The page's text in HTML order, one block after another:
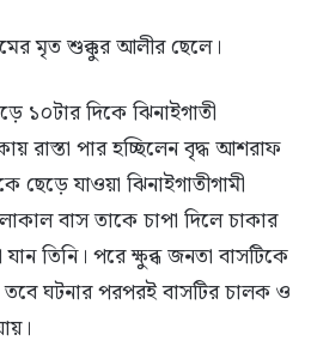
মৃত শুক্কুর আলীর ছেলে।
১০টার দিকে ঝিনাইগাতী
রাস্তা পার হচ্ছিলেন বৃদ্ধ আশরাফ
যাওয়া ঝিনাইগাতীগামী
বাস তাকে চাপা দিলে চাকার
তিনি। পরে ক্ষুব্ধ জনতা বাসটিকে
ঘটনার পরপরই বাসটির চালক ও